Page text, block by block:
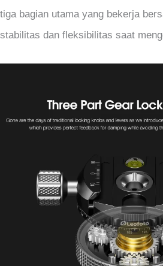
tiga bagian utama yang bekerja
stabilitas dan fleksibilitas saat